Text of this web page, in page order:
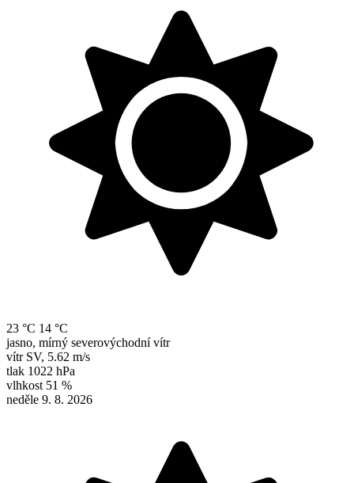
23 °C 14 °C
jasno, mírný severovýchodní vítr
vítr SV, 5.62 m/s
tlak 1022 hPa
vlhkost 51 %
neděle 9. 8. 2026